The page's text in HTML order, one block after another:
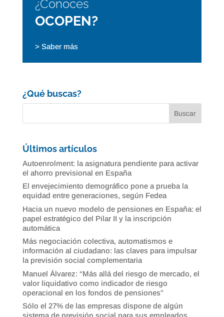
¿Conoces
OCOPEN?
> Saber más
¿Qué buscas?
Últimos artículos
Autoenrolment: la asignatura pendiente para activar
el ahorro previsional en España
El envejecimiento demográfico pone a prueba la
equidad entre generaciones, según Fedea
Hacia un nuevo modelo de pensiones en España: el
papel estratégico del Pilar II y la inscripción
automática
Más negociación colectiva, automatismos e
información al ciudadano: las claves para impulsar
la previsión social complementaria
Manuel Álvarez: “Más allá del riesgo de mercado, el
valor liquidativo como indicador de riesgo
operacional en los fondos de pensiones”
Sólo el 27% de las empresas dispone de algún
sistema de previsión social para sus empleados